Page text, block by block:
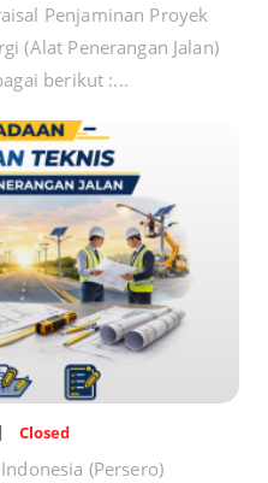
Penjaminan Proyek
(Alat Penerangan Jalan)
berikut :...
Closed
(Persero)